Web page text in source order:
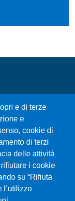
e di terze
e
cookie di
di terzi
delle attività
i cookie
su “Rifiuta
l’utilizzo